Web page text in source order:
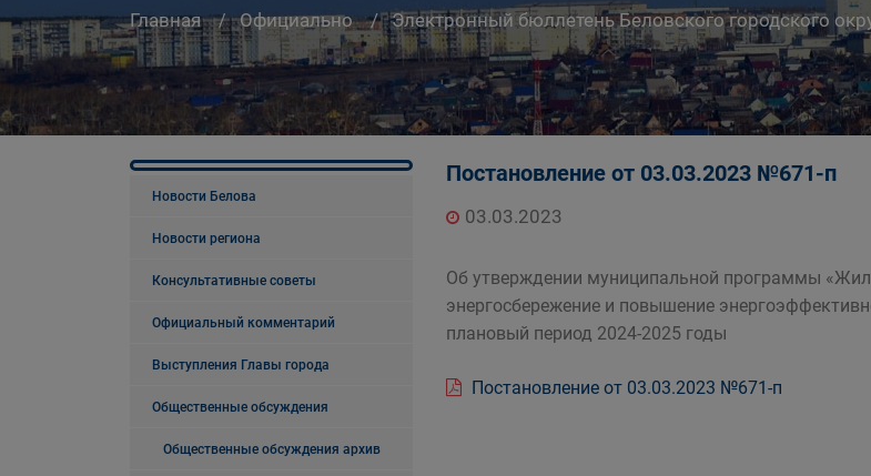
Главная Официально Электронный бюллетень Беловского городского
Новости Белова
Новости региона
Консультативные советы
Официальный комментарий
Выступления Главы города
Общественные обсуждения
Общественные обсуждения архив
Постановление от 03.03.2023 №671-п
03.03.2023
Об утверждении муниципальной программы
энергосбережение и повышение
плановый период 2024-2025 годы
Постановление от 03.03.2023 №671-п